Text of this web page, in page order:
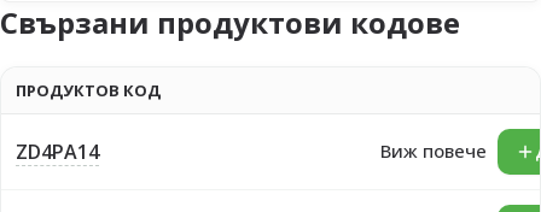
Свързани продуктови кодове
ПРОДУКТОВ КОД
ZD4PA14 Виж повече